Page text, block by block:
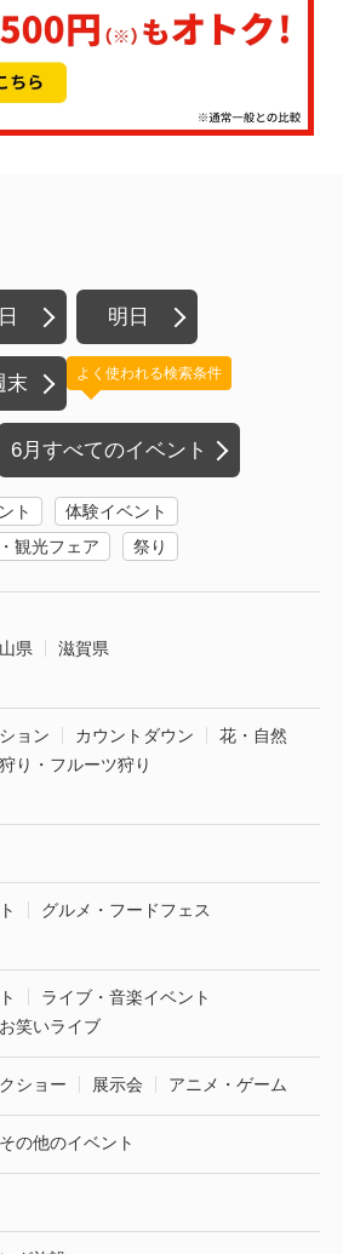
明日
末
6月すべてのイベント
よく使われる検索条件
ト
体験イベント
観光フェア
祭り
県
滋賀県
ョン カウントダウン
花・自然
り・フルーツ狩り
グルメ・フードフェス
ライブ・音楽イベント
笑いライブ
ショー 展示会 アニメ・ゲーム
その他のイベント